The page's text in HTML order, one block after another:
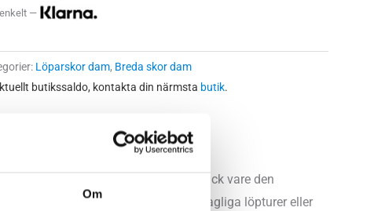
Om
—
Löparskor dam, Breda skor dam
butikssaldo, kontakta din närmsta butik.
en mjuk och komfortabel landning tack vare den
som den stöttar din fot. För dina dagliga löpturer eller